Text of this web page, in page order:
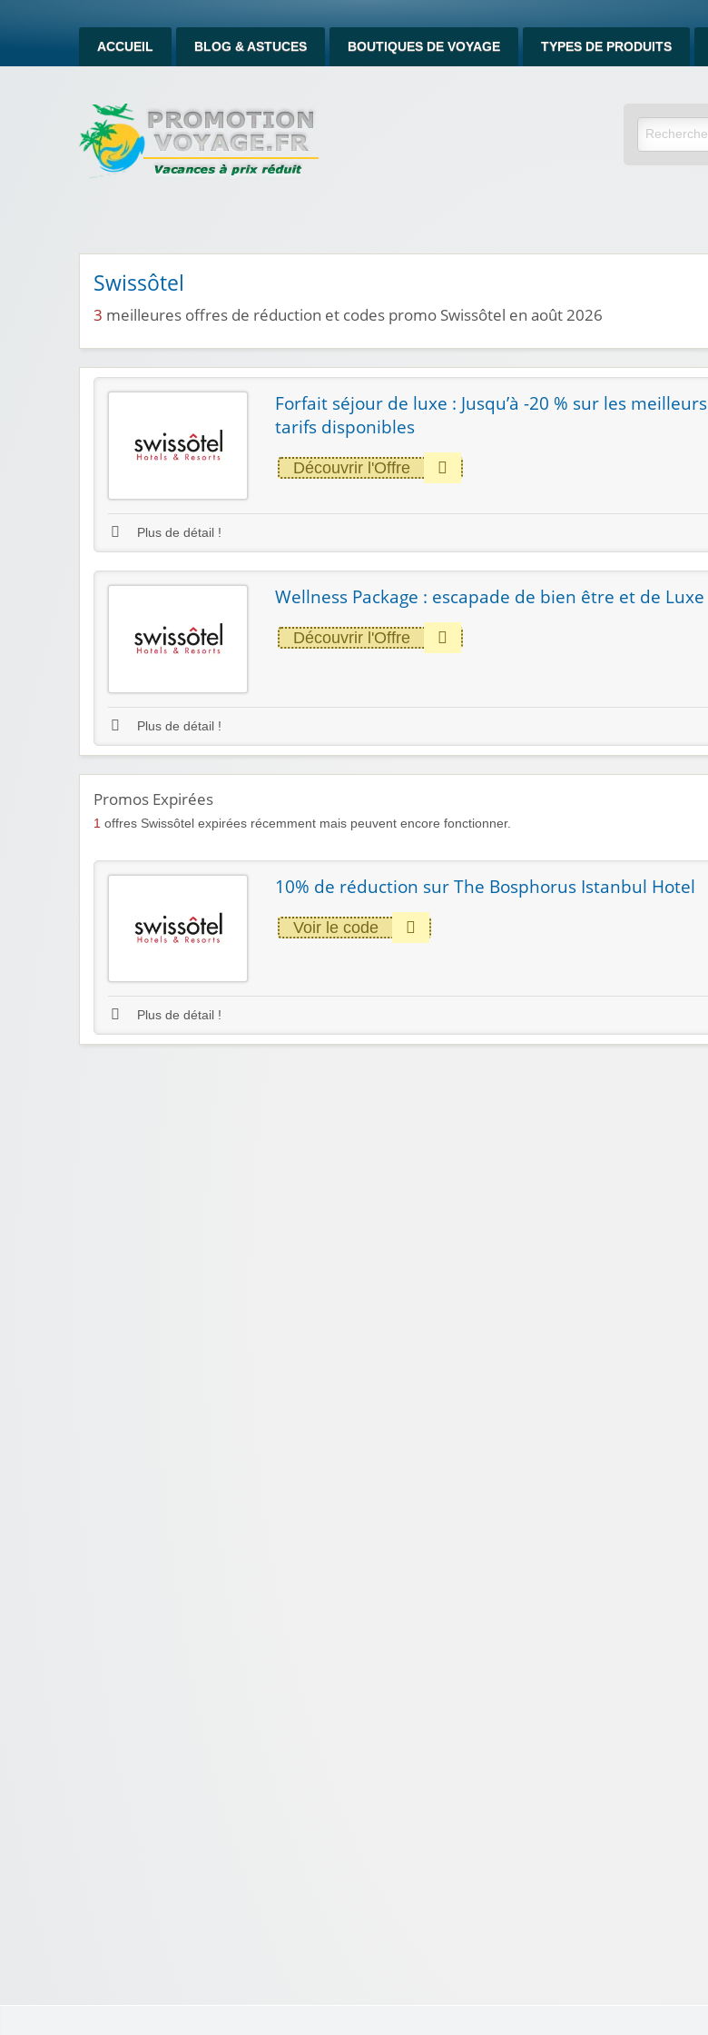
ACCUEIL BLOG & ASTUCES BOUTIQUES DE VOYAGE TYPES DE PRODUITS
Swissôtel
3 meilleures offres de réduction et codes promo Swissôtel en août 2026
Forfait séjour de luxe : Jusqu’à -20 % sur les meilleurs
tarifs disponibles
Découvrir l'Offre
Plus de détail !
Wellness Package : escapade de bien être et de Luxe
Découvrir l'Offre
Plus de détail !
Promos Expirées
1 offres Swissôtel expirées récemment mais peuvent encore fonctionner.
10% de réduction sur The Bosphorus Istanbul Hotel
Voir le code
Plus de détail !